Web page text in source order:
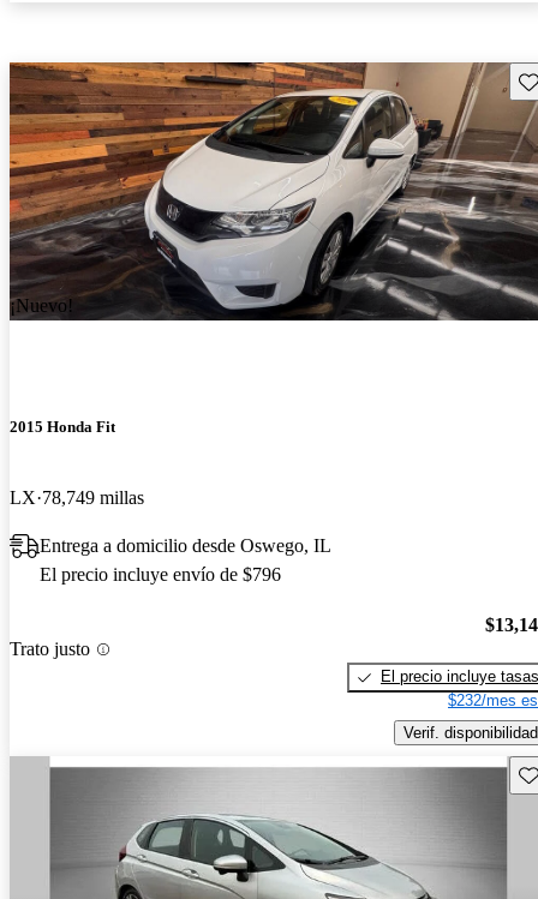
¡Nuevo!
2015 Honda Fit
LX 78,749 millas
Entrega a domicilio desde Oswego, IL
El precio incluye envío de $796
Trato justo
El precio incluye tasas
$232/mes
Verif. disponibilidad